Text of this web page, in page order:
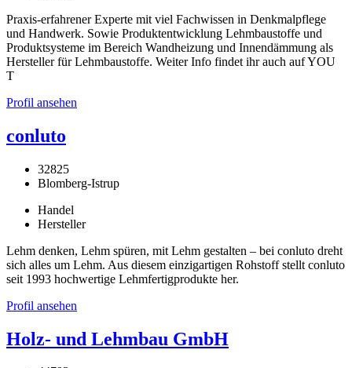
Praxis-erfahrener Experte mit viel Fachwissen in Denkmalpflege
und Handwerk. Sowie Produktentwicklung Lehmbaustoffe und
Produktsysteme im Bereich Wandheizung und Innendämmung als
Hersteller für Lehmbaustoffe. Weiter Info findet ihr auch auf YOU
T
Profil ansehen
conluto
32825
Blomberg-Istrup
Handel
Hersteller
Lehm denken, Lehm spüren, mit Lehm gestalten – bei conluto dreht
sich alles um Lehm. Aus diesem einzigartigen Rohstoff stellt conluto
seit 1993 hochwertige Lehmfertigprodukte her.
Profil ansehen
Holz- und Lehmbau GmbH